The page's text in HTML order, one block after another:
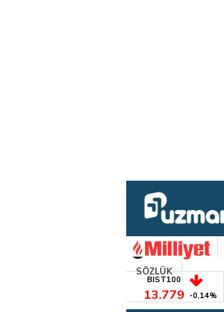
SÖZLÜK
BIST100
13.779 -0,14%